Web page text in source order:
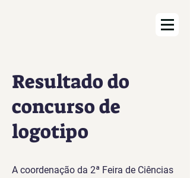
Resultado do
concurso de
logotipo
A coordenação da 2ª Feira de Ciências